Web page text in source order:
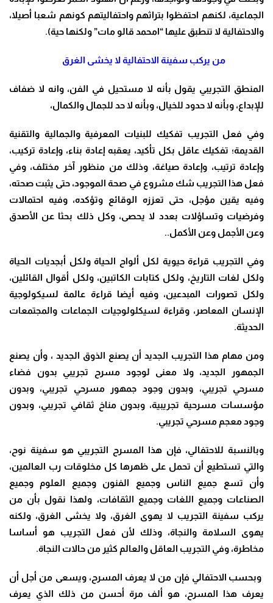
الجماعية، لكنهم احتفظوا بتراثهم واحتفاليتهم كونهم شعبا أصيلا،
والاحتفالية لا تنطبق عليها “امحمد قالو مات” ولكنها حية).
من يركب سفينة الاحتفالية لا يخشى الغرق
المنطق التجريبي يقول بأنه لا مستحيل في الفن، وانه لا ضفاف
للإبداع، وبأنه لا حدود للخيال، وبأنه لا حد للجمال والكمال،
وفي فعل التجريب تفكيك للبنيات المعرفية والجمالية والتقنية
القديمة؛ تفكيك عاقل بكل تأكيد، يعقبه إعادة بناء، وإعادة تركيب،
وإعادة ترتيب، وإعادة صياغة، وذلك من منظور آخر مختلف، وفي
فعل هذا التجريب شك مشروع في صحة الموجود، حتى يثبت صحته،
وفيه يقين مؤجل، حتى تعززه الوقائع وتؤكده، وفيه احتمالات
وفرضيات وتساؤلات بعدد لا يحصى، وكل ذلك بحثا عن الأصدق
وعن الأجمل وعن الأكمل..
وفي التجريب قراءة حيوية لكل ألواح الحياة ولكل أبجديات الحياة
ولكل لغات التاريخ، ولكل كتابات الكاتبين، ولكل أقوال القائلين،
ولكل تصورات المبدعين، وفيه أيضا قراءة عالمة لسيكولوجية
الإنسان المعاصر، وقراءة لسيكلولوجيات الجماعات والمجتمعات
الحديثة.
ومن مهام هذا التجريب الجديد أن يصنع الذوق الجديد ، وأن يصنع
الجمهور الجديد، ولا معنى لوجود مسرح تجريبي بدون فضاء
مسرحي تجريبي، وبدون وجود جمهور مسرحي تجريبي، وبدون
مؤسسات مسرحية تجريبية، وبدون مناخ ثقافي تجريبي، وبدون
وجود معجم مسرحي تجريبي.
وبالنسبة للاحتفالي، فإن هذا المسرح التجريبي هو سفينة نوح،
والتي تستطيع أن تحمل على ظهرها كل مخلوقات رب العالمين،
وأن تسع جميع الناس وجميع الفنون وجميع العلوم وجميع
الصناعات وجميع اللغات وجميع الثقافات، ولهذا نقول بأن من
يركب سفينة التجريب لا يهوى الغرق، ولا يخشى الغرق، ولكنه
يهوى السلامة والنجاة، وذلك لأن فعل التجريب هو أساسا
مخاطرة، وفي التجريب العاقل والعالم كثير من حالات النجاة.
وبحسب الاحتفالي فإن من لا يعرف المسرح، ويسعى من أجل أن
يعرف هذا المسرح، هو ألف مرة أحسن من ذلك الذي يعرف